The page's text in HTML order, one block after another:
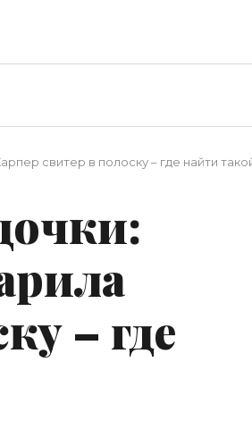
свитер в полоску – где найти
– где